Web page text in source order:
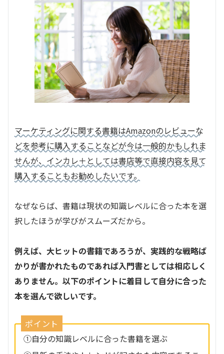
マーケティングに関する書籍はAmazonのレビューな
どを参考に購入することなどが今は一般的かもしれま
せんが、インカレ＋としては書店等で直接内容を見て
購入することもお勧めしたいです。
なぜならば、書籍は現状の知識レベルに合った本を選
択したほうが学びがスムーズだから。
例えば、大ヒットの書籍であろうが、実践的な戦略ば
かりが書かれたものであれば入門書としては相応しく
ありません。以下のポイントに着目して自分に合った
本を選んで欲しいです。
ポイント
①自分の知識レベルに合った書籍を選ぶ